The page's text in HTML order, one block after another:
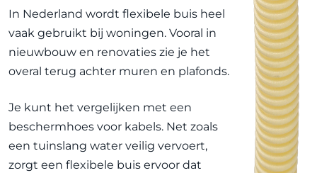
In Nederland wordt flexibele buis heel
vaak gebruikt bij woningen. Vooral in
nieuwbouw en renovaties zie je het
overal terug achter muren en plafonds.
Je kunt het vergelijken met een
beschermhoes voor kabels. Net zoals
een tuinslang water veilig vervoert,
zorgt een flexibele buis ervoor dat